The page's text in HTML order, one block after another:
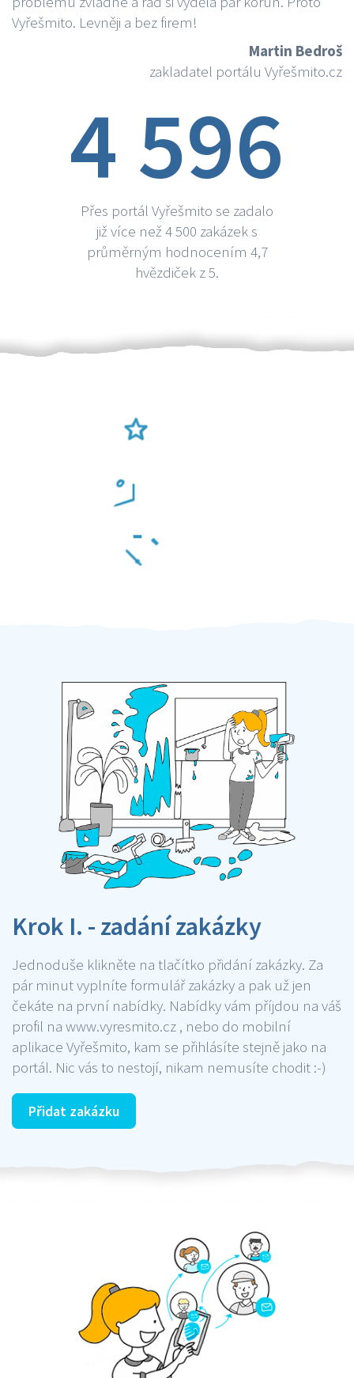
Vyřešmito. Levněji a bez firem!
Martin Bedroš
zakladatel portálu Vyřešmito.cz
4 596
Přes portál Vyřešmito se zadalo
již více než 4 500 zakázek s
průměrným hodnocením 4,7
hvězdiček z 5.
Krok I. - zadání zakázky
Jednoduše klikněte na tlačítko přidání zakázky. Za
pár minut vyplníte formulář zakázky a pak už jen
čekáte na první nabídky. Nabídky vám příjdou na váš
profil na www.vyresmito.cz , nebo do mobilní
aplikace Vyřešmito, kam se přihlásíte stejně jako na
portál. Nic vás to nestojí, nikam nemusíte chodit :-)
Přidat zakázku